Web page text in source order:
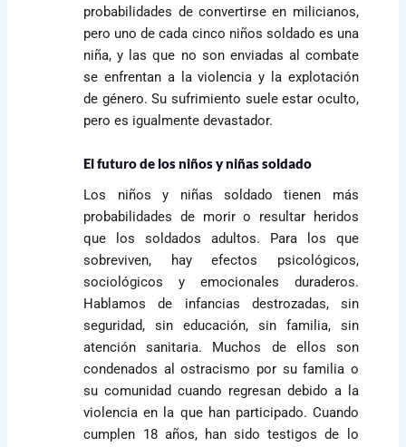
probabilidades de convertirse en milicianos,
pero uno de cada cinco niños soldado es una
niña, y las que no son enviadas al combate
se enfrentan a la violencia y la explotación
de género. Su sufrimiento suele estar oculto,
pero es igualmente devastador.
El futuro de los niños y niñas soldado
Los niños y niñas soldado tienen más
probabilidades de morir o resultar heridos
que los soldados adultos. Para los que
sobreviven, hay efectos psicológicos,
sociológicos y emocionales duraderos.
Hablamos de infancias destrozadas, sin
seguridad, sin educación, sin familia, sin
atención sanitaria. Muchos de ellos son
condenados al ostracismo por su familia o
su comunidad cuando regresan debido a la
violencia en la que han participado. Cuando
cumplen 18 años, han sido testigos de lo